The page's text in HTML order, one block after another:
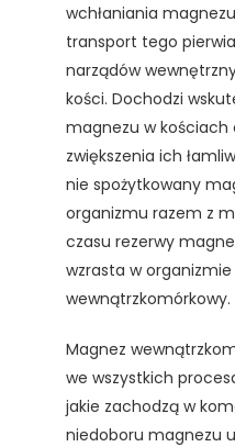
wchłaniania
transport tego
narządów
kości. Dochodzi
magnezu w kościach
zwiększenia ich
nie spożytkowany
organizmu razem z
czasu rezerwy
wzrasta w
wewnątrzkomórkowy.
Magnez
we wszystkich
jakie zachodzą w
niedoboru magnezu